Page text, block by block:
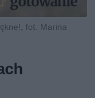
fot. Marina